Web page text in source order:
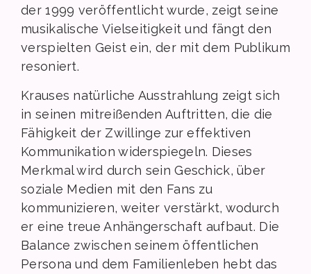
der 1999 veröffentlicht wurde, zeigt seine
musikalische Vielseitigkeit und fängt den
verspielten Geist ein, der mit dem Publikum
resoniert.
Krauses natürliche Ausstrahlung zeigt sich
in seinen mitreißenden Auftritten, die die
Fähigkeit der Zwillinge zur effektiven
Kommunikation widerspiegeln. Dieses
Merkmal wird durch sein Geschick, über
soziale Medien mit den Fans zu
kommunizieren, weiter verstärkt, wodurch
er eine treue Anhängerschaft aufbaut. Die
Balance zwischen seinem öffentlichen
Persona und dem Familienleben hebt das